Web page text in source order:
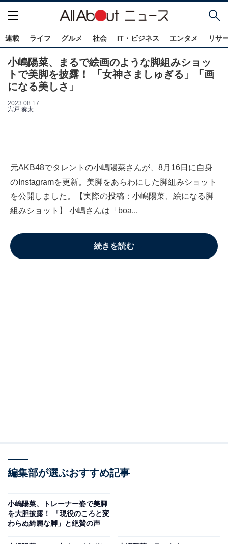
連載 ライフ グルメ 社会 IT・ビジネス エンタメ リサ
小嶋陽菜、まるで絵画のような脚組みショッ
トで美脚を披露！ 「女神さましゅぎる」「画
になる美しさ」
2023.08.17
宍戸 奏太
元AKB48でタレントの小嶋陽菜さんが、8月16日に自身
のInstagramを更新。美脚をあらわにした脚組みショット
を公開しました。【実際の投稿：小嶋陽菜、絵になる脚
組みショット】 小嶋さんは「boa...
続きを読む
編集部が選ぶおすすめ記事
小嶋陽菜、トレーナー姿で美脚
を大胆披露！ 「現役のころと変
わらぬ綺麗な脚」と絶賛の声